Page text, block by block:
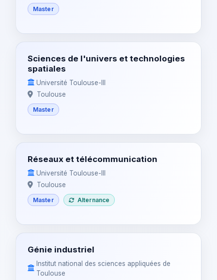
Master
Sciences de l'univers et technologies
spatiales
Université Toulouse-III
Toulouse
Master
Réseaux et télécommunication
Université Toulouse-III
Toulouse
Master Alternance
Génie industriel
Institut national des sciences appliquées de
Toulouse